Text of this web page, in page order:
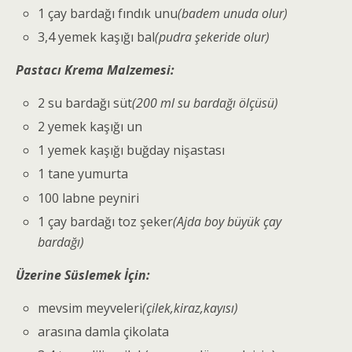
1 çay bardağı fındık unu(badem unuda olur)
3,4 yemek kaşığı bal(pudra şekeride olur)
Pastacı Krema Malzemesi:
2 su bardağı süt(200 ml su bardağı ölçüsü)
2 yemek kaşığı un
1 yemek kaşığı buğday nişastası
1 tane yumurta
100 labne peyniri
1 çay bardağı toz şeker(Ajda boy büyük çay
bardağı)
Üzerine Süslemek İçin:
mevsim meyveleri(çilek,kiraz,kayısı)
arasına damla çikolata